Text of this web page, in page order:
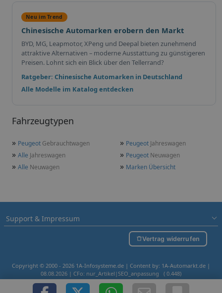
Neu im Trend
Chinesische Automarken erobern den Markt
BYD, MG, Leapmotor, XPeng und Deepal bieten zunehmend
attraktive Alternativen – moderne Ausstattung zu günstigeren
Preisen. Lohnt sich ein Blick über den Tellerrand?
Ratgeber: Chinesische Automarken in Deutschland
Alle Modelle im Katalog entdecken
Fahrzeugtypen
» Peugeot Gebrauchtwagen » Peugeot Jahreswagen
» Alle Jahreswagen » Peugeot Neuwagen
» Alle Neuwagen » Marken Übersicht
Support & Impressum
Vertrag widerrufen
Copyright © 2000 - 2026 1A-Infosysteme.de | Content by: 1A-Automarkt.de |
08.08.2026 | CFo: nur_Artikel|SEO_anpassung ( 0.448)